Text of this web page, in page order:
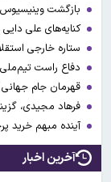
بازگشت وینیسیوس
کنایه‌های علی دایی
ستاره خارجی
دفاع راست
قهرمان جام جهانی ۲۰۲۶ از نگاه هوش مصنوعی / آرژانتین یا اسپانیا؟
فرهاد مجیدی،
آینده مبهم خرید
آخرین اخبار